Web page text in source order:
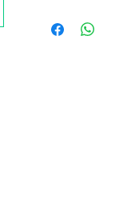
volgende dag al